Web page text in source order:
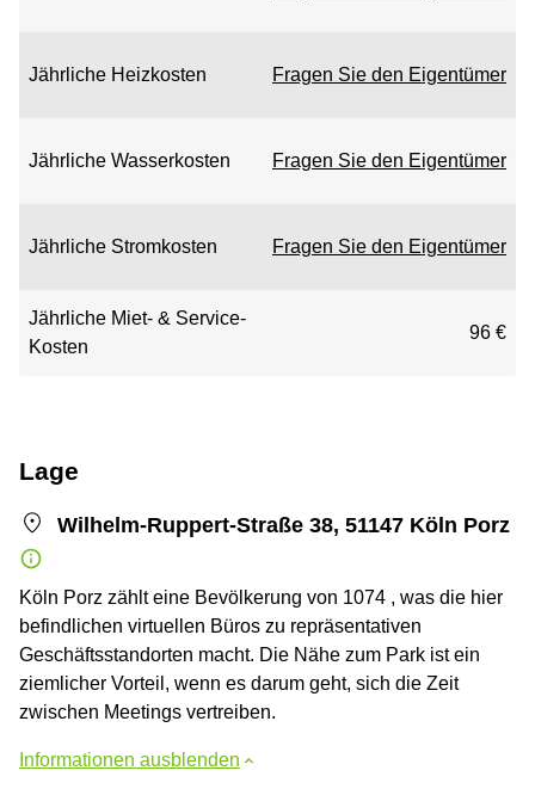
Jährliche Heizkosten Fragen Sie den Eigentümer
Jährliche Wasserkosten Fragen Sie den Eigentümer
Jährliche Stromkosten Fragen Sie den Eigentümer
Jährliche Miet- & Service-
Kosten
96 €
Lage
Wilhelm-Ruppert-Straße 38, 51147 Köln Porz
Köln Porz zählt eine Bevölkerung von 1074 , was die hier
befindlichen virtuellen Büros zu repräsentativen
Geschäftsstandorten macht. Die Nähe zum Park ist ein
ziemlicher Vorteil, wenn es darum geht, sich die Zeit
zwischen Meetings vertreiben.
Informationen ausblenden